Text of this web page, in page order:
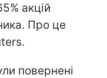
акцій
Про це
повернені